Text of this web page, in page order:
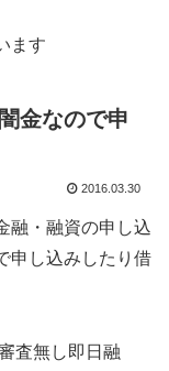
ます
金なので申
2016.03.30
融・融資の申し込
申し込みしたり借
査無し即日融